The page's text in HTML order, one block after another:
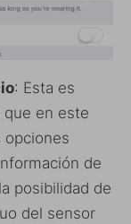
: Esta es
que en este
opciones
de
posibilidad de
del sensor